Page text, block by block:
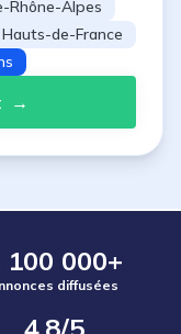
Rhône-Alpes
Hauts-de-France
→
100 000+
diffusées
4,8/5